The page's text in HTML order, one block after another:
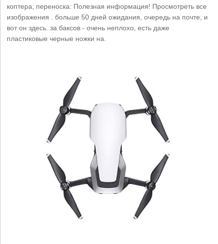
коптера, переноска: Полезная информация! Просмотреть все
изображения . больше 50 дней ожидания, очередь на почте, и
вот он здесь. за баксов - очень неплохо, есть даже
пластиковые черные ножки на.